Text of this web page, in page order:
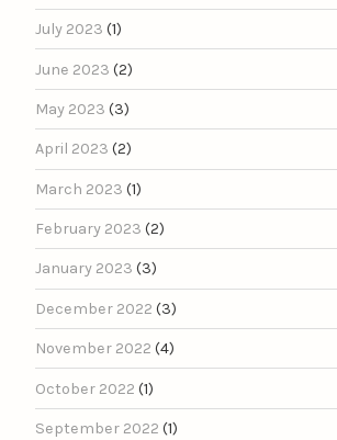
July 2023 (1)
June 2023 (2)
May 2023 (3)
April 2023 (2)
March 2023 (1)
February 2023 (2)
January 2023 (3)
December 2022 (3)
November 2022 (4)
October 2022 (1)
September 2022 (1)